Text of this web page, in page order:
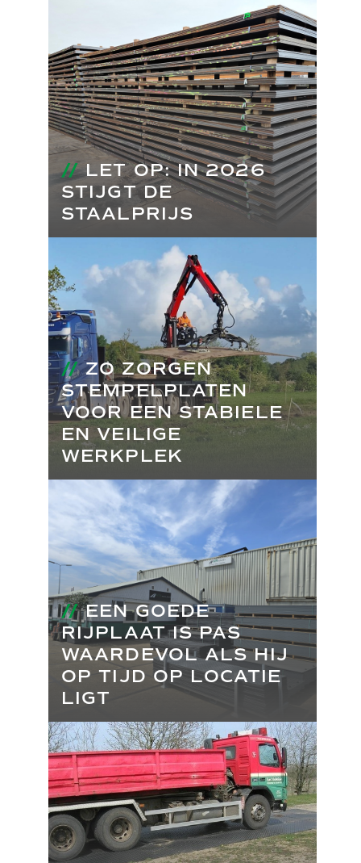
//LET OP: IN 2026
STIJGT DE
STAALPRIJS
//ZO ZORGEN
STEMPELPLATEN
VOOR EEN STABIELE
EN VEILIGE
WERKPLEK
//EEN GOEDE
RIJPLAAT IS PAS
WAARDEVOL ALS HIJ
OP TIJD OP LOCATIE
LIGT